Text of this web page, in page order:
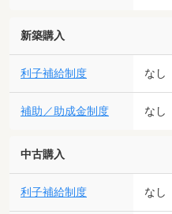
新築購入
利子補給制度 なし
補助／助成金制度 なし
中古購入
利子補給制度 なし